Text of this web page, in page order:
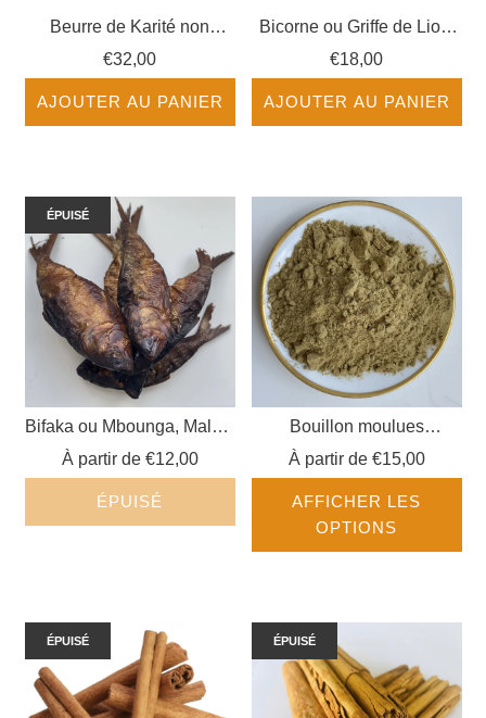
Beurre de Karité non
raffiné
€32,00
AJOUTER AU PANIER
Bicorne ou Griffe de Lion,
ou Warabassoni en
Mandingue
€18,00
AJOUTER AU PANIER
ÉPUISÉ
Bifaka ou Mbounga, Malolo
(poissons fumés)
À partir de €12,00
ÉPUISÉ
Bouillon moulues
(mélange pour cuisson)
À partir de €15,00
AFFICHER LES
OPTIONS
ÉPUISÉ ÉPUISÉ